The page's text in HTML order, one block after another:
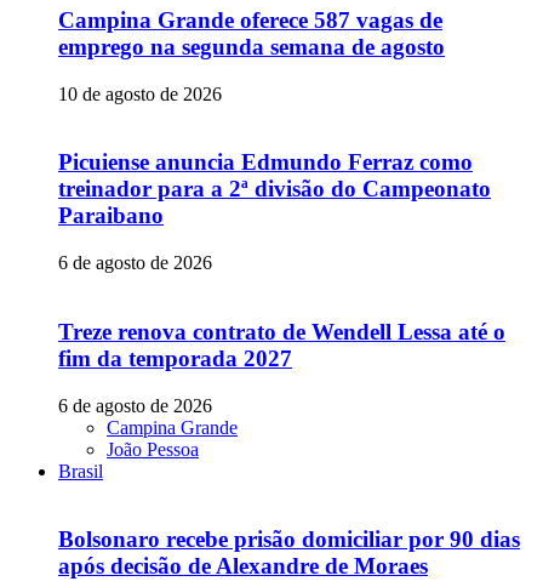
Campina Grande oferece 587 vagas de
emprego na segunda semana de agosto
10 de agosto de 2026
Picuiense anuncia Edmundo Ferraz como
treinador para a 2ª divisão do Campeonato
Paraibano
6 de agosto de 2026
Treze renova contrato de Wendell Lessa até o
fim da temporada 2027
6 de agosto de 2026
Campina Grande
João Pessoa
Brasil
Bolsonaro recebe prisão domiciliar por 90 dias
após decisão de Alexandre de Moraes